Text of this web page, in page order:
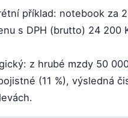
příklad: notebook za
s DPH (brutto) 24
z hrubé mzdy 50
(11 %), výsledná